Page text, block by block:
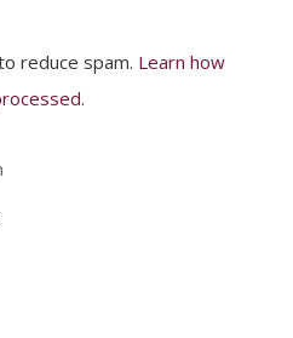
reduce spam. Learn how